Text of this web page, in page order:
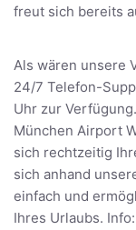
freut sich bereits
Als wären unsere
24/7 Telefon-
Uhr zur
München Airport
sich rechtzeitig
sich anhand
einfach und
Ihres Urlaubs.